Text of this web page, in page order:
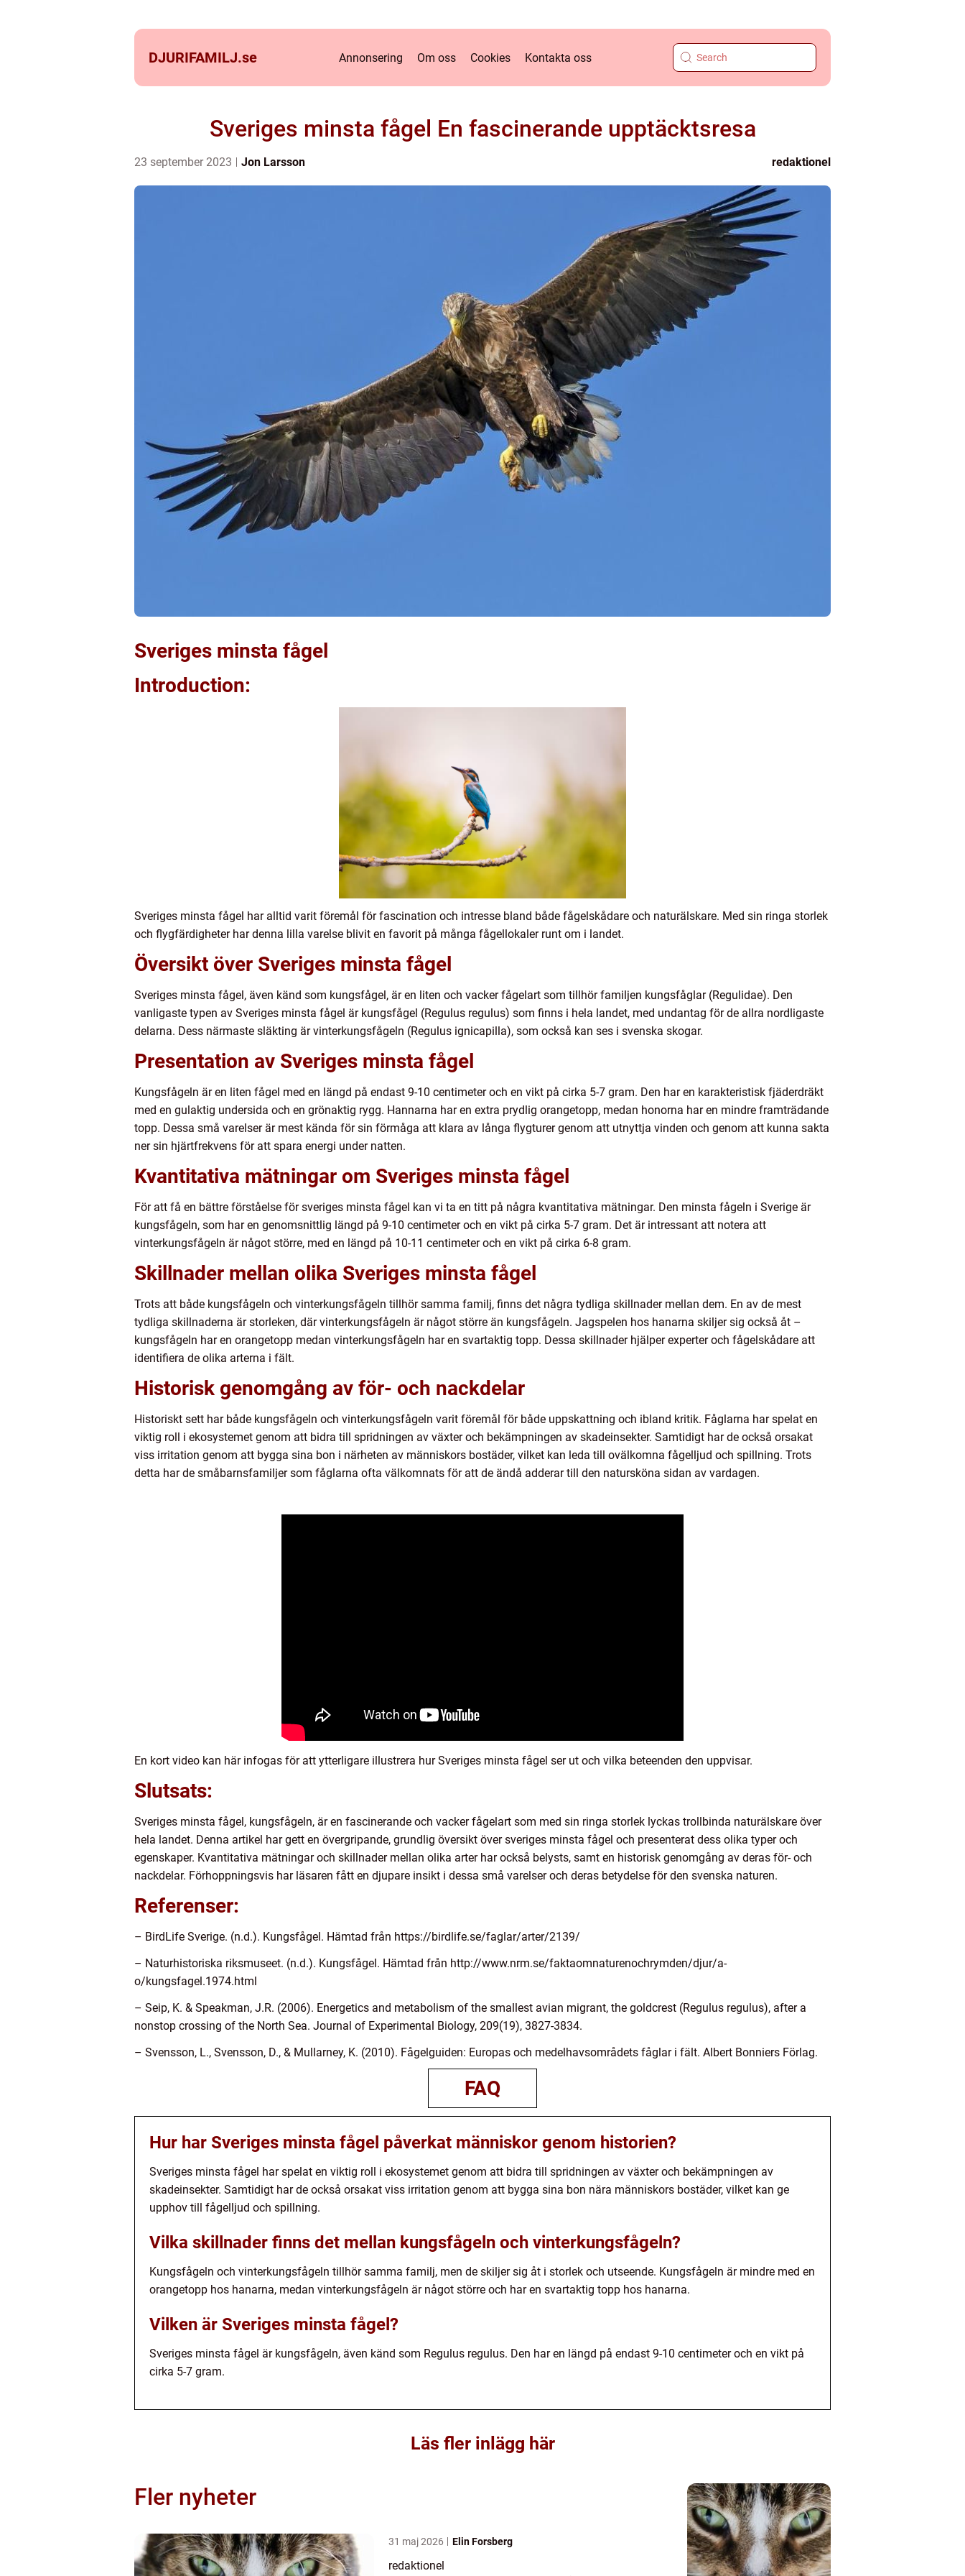
DJURIFAMILJ.se Annonsering Om oss Cookies Kontakta oss
Sveriges minsta fågel En fascinerande upptäcktsresa
23 september 2023 Jon Larsson redaktionel
Sveriges minsta fågel
Introduction:
Sveriges minsta fågel har alltid varit föremål för fascination och intresse bland både fågelskådare och naturälskare. Med sin ringa storlek
och flygfärdigheter har denna lilla varelse blivit en favorit på många fågellokaler runt om i landet.
Översikt över Sveriges minsta fågel
Sveriges minsta fågel, även känd som kungsfågel, är en liten och vacker fågelart som tillhör familjen kungsfåglar (Regulidae). Den
vanligaste typen av Sveriges minsta fågel är kungsfågel (Regulus regulus) som finns i hela landet, med undantag för de allra nordligaste
delarna. Dess närmaste släkting är vinterkungsfågeln (Regulus ignicapilla), som också kan ses i svenska skogar.
Presentation av Sveriges minsta fågel
Kungsfågeln är en liten fågel med en längd på endast 9-10 centimeter och en vikt på cirka 5-7 gram. Den har en karakteristisk fjäderdräkt
med en gulaktig undersida och en grönaktig rygg. Hannarna har en extra prydlig orangetopp, medan honorna har en mindre framträdande
topp. Dessa små varelser är mest kända för sin förmåga att klara av långa flygturer genom att utnyttja vinden och genom att kunna sakta
ner sin hjärtfrekvens för att spara energi under natten.
Kvantitativa mätningar om Sveriges minsta fågel
För att få en bättre förståelse för sveriges minsta fågel kan vi ta en titt på några kvantitativa mätningar. Den minsta fågeln i Sverige är
kungsfågeln, som har en genomsnittlig längd på 9-10 centimeter och en vikt på cirka 5-7 gram. Det är intressant att notera att
vinterkungsfågeln är något större, med en längd på 10-11 centimeter och en vikt på cirka 6-8 gram.
Skillnader mellan olika Sveriges minsta fågel
Trots att både kungsfågeln och vinterkungsfågeln tillhör samma familj, finns det några tydliga skillnader mellan dem. En av de mest
tydliga skillnaderna är storleken, där vinterkungsfågeln är något större än kungsfågeln. Jagspelen hos hanarna skiljer sig också åt –
kungsfågeln har en orangetopp medan vinterkungsfågeln har en svartaktig topp. Dessa skillnader hjälper experter och fågelskådare att
identifiera de olika arterna i fält.
Historisk genomgång av för- och nackdelar
Historiskt sett har både kungsfågeln och vinterkungsfågeln varit föremål för både uppskattning och ibland kritik. Fåglarna har spelat en
viktig roll i ekosystemet genom att bidra till spridningen av växter och bekämpningen av skadeinsekter. Samtidigt har de också orsakat
viss irritation genom att bygga sina bon i närheten av människors bostäder, vilket kan leda till ovälkomna fågelljud och spillning. Trots
detta har de småbarnsfamiljer som fåglarna ofta välkomnats för att de ändå adderar till den natursköna sidan av vardagen.
En kort video kan här infogas för att ytterligare illustrera hur Sveriges minsta fågel ser ut och vilka beteenden den uppvisar.
Slutsats:
Sveriges minsta fågel, kungsfågeln, är en fascinerande och vacker fågelart som med sin ringa storlek lyckas trollbinda naturälskare över
hela landet. Denna artikel har gett en övergripande, grundlig översikt över sveriges minsta fågel och presenterat dess olika typer och
egenskaper. Kvantitativa mätningar och skillnader mellan olika arter har också belysts, samt en historisk genomgång av deras för- och
nackdelar. Förhoppningsvis har läsaren fått en djupare insikt i dessa små varelser och deras betydelse för den svenska naturen.
Referenser:
– BirdLife Sverige. (n.d.). Kungsfågel. Hämtad från https://birdlife.se/faglar/arter/2139/
– Naturhistoriska riksmuseet. (n.d.). Kungsfågel. Hämtad från http://www.nrm.se/faktaomnaturenochrymden/djur/a-
o/kungsfagel.1974.html
– Seip, K. & Speakman, J.R. (2006). Energetics and metabolism of the smallest avian migrant, the goldcrest (Regulus regulus), after a
nonstop crossing of the North Sea. Journal of Experimental Biology, 209(19), 3827-3834.
– Svensson, L., Svensson, D., & Mullarney, K. (2010). Fågelguiden: Europas och medelhavsområdets fåglar i fält. Albert Bonniers Förlag.
FAQ
Hur har Sveriges minsta fågel påverkat människor genom historien?
Sveriges minsta fågel har spelat en viktig roll i ekosystemet genom att bidra till spridningen av växter och bekämpningen av
skadeinsekter. Samtidigt har de också orsakat viss irritation genom att bygga sina bon nära människors bostäder, vilket kan ge
upphov till fågelljud och spillning.
Vilka skillnader finns det mellan kungsfågeln och vinterkungsfågeln?
Kungsfågeln och vinterkungsfågeln tillhör samma familj, men de skiljer sig åt i storlek och utseende. Kungsfågeln är mindre med en
orangetopp hos hanarna, medan vinterkungsfågeln är något större och har en svartaktig topp hos hanarna.
Vilken är Sveriges minsta fågel?
Sveriges minsta fågel är kungsfågeln, även känd som Regulus regulus. Den har en längd på endast 9-10 centimeter och en vikt på
cirka 5-7 gram.
Läs fler inlägg här
Fler nyheter
31 maj 2026 Elin Forsberg
redaktionel